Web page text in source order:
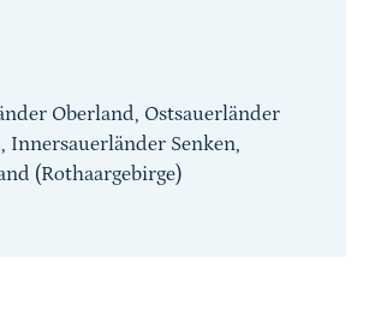
Oberland, Ostsauerländer
Innersauerländer Senken,
(Rothaargebirge)